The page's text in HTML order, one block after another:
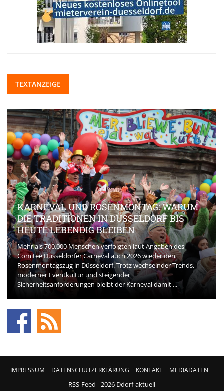
TEXTANZEIGE
KARNEVAL UND ROSENMONTAG: WARUM
DIE TRADITIONEN IN DÜSSELDORF BIS
HEUTE LEBENDIG BLEIBEN
Mehr als 700.000 Menschen verfolgten laut Angaben des
Comitee Düsseldorfer Carneval auch 2026 wieder den
Rosenmontagszug in Düsseldorf. Trotz wechselnder Trends,
moderner Eventkultur und steigender
Sicherheitsanforderungen bleibt der Karneval damit ...
IMPRESSUM DATENSCHUTZERKLÄRUNG KONTAKT MEDIADATEN
RSS-Feed - 2026 Ddorf-aktuell